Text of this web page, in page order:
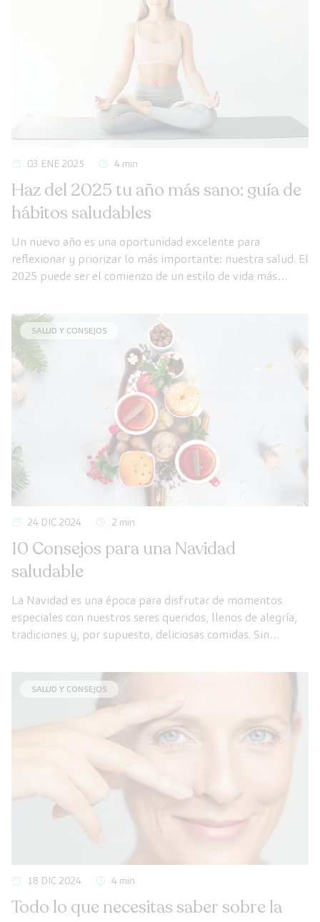
03 ENE 2025 4 min
Haz del 2025 tu año más sano: guía de
hábitos saludables
Un nuevo año es una oportunidad excelente para
reflexionar y priorizar lo más importante: nuestra salud. El
2025 puede ser el comienzo de un estilo de vida más
diarios sumen grandes beneficios para tu bienestar físico y
mental.SALUD Y CONSEJOS
24 DIC 2024 2 min
10 Consejos para una Navidad
saludable
La Navidad es una época para disfrutar de momentos
especiales con nuestros seres queridos, llenos de alegría,
tradiciones y, por supuesto, deliciosas comidas. Sin
vista nuestros hábitos saludables.
SALUD Y CONSEJOS
18 DIC 2024 4 min
Todo lo que necesitas saber sobre la